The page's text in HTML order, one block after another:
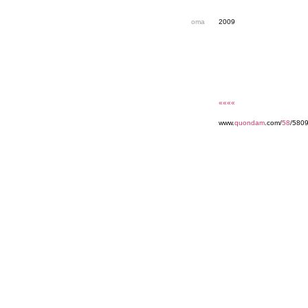
oma 2009
««««
www.quondam .com/58/